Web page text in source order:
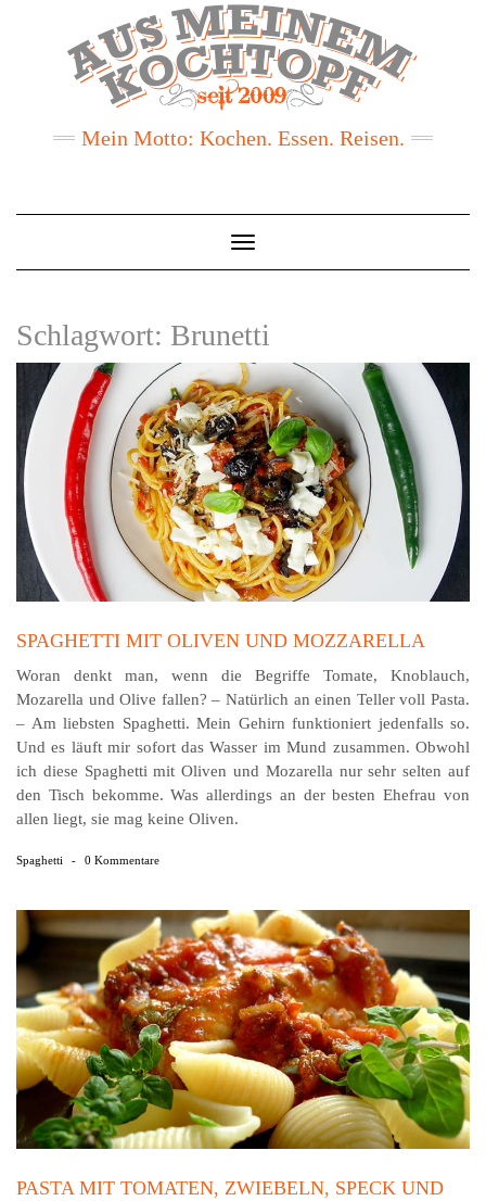
Mein Motto: Kochen. Essen. Reisen.
Toggle
Navigation
Schlagwort: Brunetti
SPAGHETTI MIT OLIVEN UND MOZZARELLA
Woran denkt man, wenn die Begriffe Tomate, Knoblauch,
Mozarella und Olive fallen? – Natürlich an einen Teller voll Pasta.
– Am liebsten Spaghetti. Mein Gehirn funktioniert jedenfalls so.
Und es läuft mir sofort das Wasser im Mund zusammen. Obwohl
ich diese Spaghetti mit Oliven und Mozarella nur sehr selten auf
den Tisch bekomme. Was allerdings an der besten Ehefrau von
allen liegt, sie mag keine Oliven.
Spaghetti - 0 Kommentare
PASTA MIT TOMATEN, ZWIEBELN, SPECK UND